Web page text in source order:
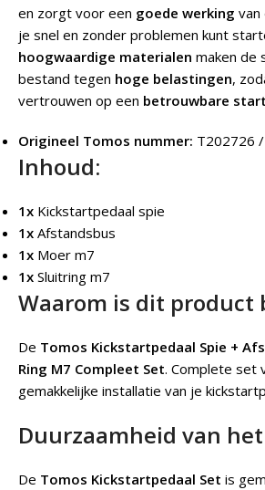
en zorgt voor een goede werking van
je snel en zonder problemen kunt
hoogwaardige materialen maken de
bestand tegen hoge belastingen,
vertrouwen op een betrouwbare start
Origineel Tomos nummer: T202726
Inhoud:
1x Kickstartpedaal spie
1x Afstandsbus
1x Moer m7
1x Sluitring m7
Waarom is dit product
De Tomos Kickstartpedaal Spie +
Ring M7 Compleet Set. Complete set
gemakkelijke installatie van je
Duurzaamheid van
De Tomos Kickstartpedaal Set is